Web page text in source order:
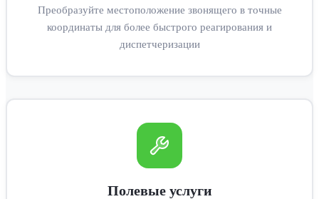
Преобразуйте местоположение звонящего в точные
координаты для более быстрого реагирования и
диспетчеризации
Полевые услуги